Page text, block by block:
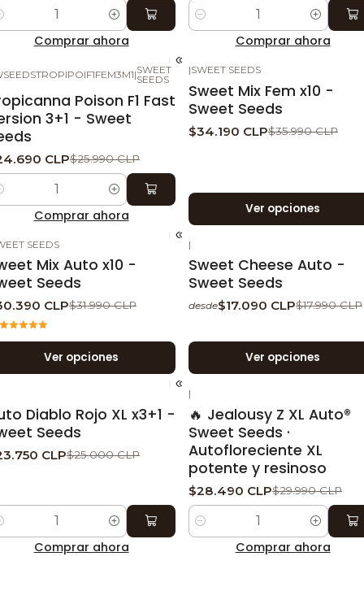
Comprar ahora
Cantidad
Comprar ahora
DESCUENTO |SWEET
SEEDS
Poison F1 Fast
3+1 - Sweet
CLP$25.990 CLP
Comprar ahora
|SWEET SEEDS
Sweet Mix Fem x10 -
Sweet Seeds
$34.190 CLP$35.990 CLP
Ver opciones
DESCUENTO
SEEDS
Mix Auto x10 -
Seeds
CLP$31.990 CLP
Ver opciones
|
Sweet Cheese Auto -
Sweet Seeds
desde$17.090 CLP$17.990 CLP
Ver opciones
Diablo Rojo XL x3+1 -
Seeds
CLP$25.000 CLP
Comprar ahora
|
🔥 Jealousy Z XL Auto®
Sweet Seeds ·
Autofloreciente XL
potente y resinoso
$28.490 CLP$29.990 CLP
Cantidad
Comprar ahora